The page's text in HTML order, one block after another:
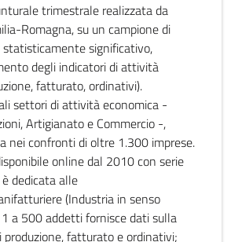
trimestrale realizzata da
Romagna, su un campione di
statisticamente significativo,
degli indicatori di attività
fatturato, ordinativi).
settori di attività economica -
Artigianato e Commercio -,
nei confronti di oltre 1.300 imprese.
online dal 2010 con serie
dedicata alle
(Industria in senso
a 500 addetti fornisce dati sulla
produzione, fatturato e ordinativi;